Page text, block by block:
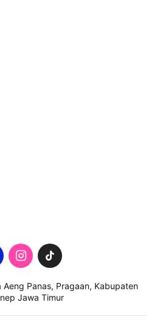
Aeng Panas, Pragaan, Kabupaten
Jawa Timur